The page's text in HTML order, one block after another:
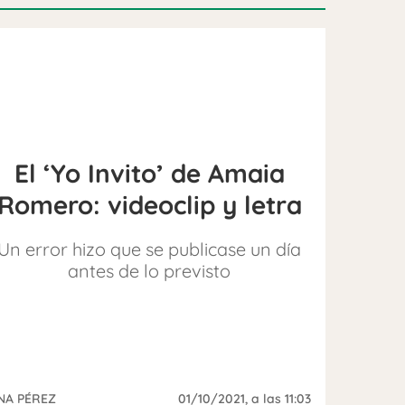
El ‘Yo Invito’ de Amaia
videoclip y letra
error hizo que se publicase un día
antes de lo previsto
PÉREZ 01/10/2021, a las 11:03